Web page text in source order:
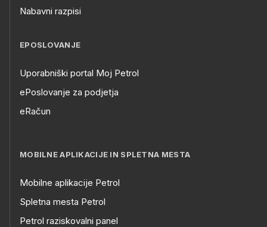
Nabavni razpisi
EPOSLOVANJE
Uporabniški portal Moj Petrol
ePoslovanje za podjetja
eRačun
MOBILNE APLIKACIJE IN SPLETNA MESTA
Mobilne aplikacije Petrol
Spletna mesta Petrol
Petrol raziskovalni panel